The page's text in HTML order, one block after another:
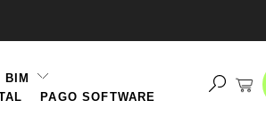
BIM
PAGO SOFTWARE